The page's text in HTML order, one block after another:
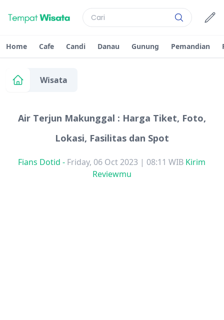
Home Cafe Candi Danau Gunung Pemandian
Wisata
Air Terjun Makunggal : Harga Tiket, Foto,
Lokasi, Fasilitas dan Spot
Fians Dotid - Friday, 06 Oct 2023 | 08:11 WIB Kirim
Reviewmu